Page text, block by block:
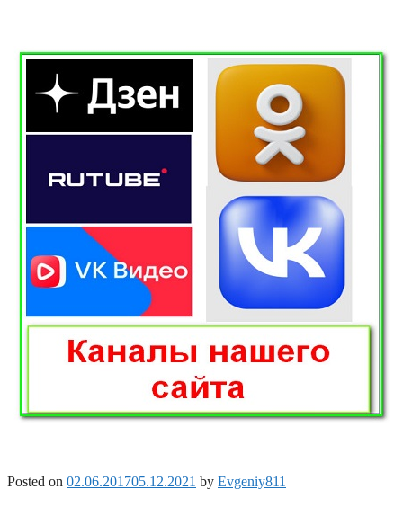
Posted on 02.06.201705.12.2021 by Evgeniy811